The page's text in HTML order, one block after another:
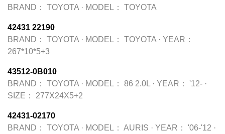
BRAND：
TOYOTA · MODEL： TOYOTA
42431 22190
BRAND：
TOYOTA · MODEL： TOYOTA · YEAR：
267*10*5+3
43512-0B010
BRAND：
TOYOTA · MODEL： 86 2.0L · YEAR： '12- ·
SIZE：
277X24X5+2
42431-02170
BRAND：
TOYOTA · MODEL： AURIS · YEAR： '06-'12 ·